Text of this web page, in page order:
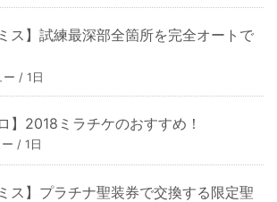
ミス】試練最深部全箇所を完全オートで
ー / 1日
】2018ミラチケのおすすめ！
/ 1日
ミス】プラチナ聖装券で交換する限定聖